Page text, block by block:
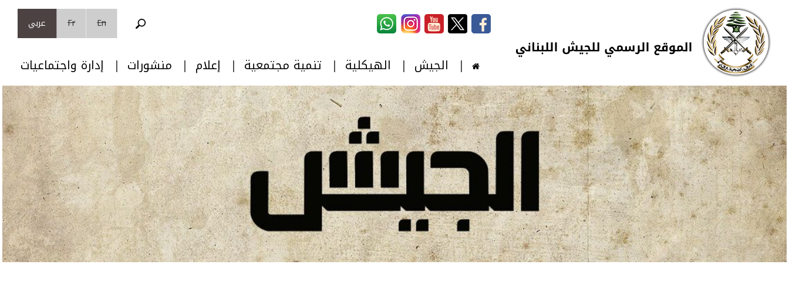
تجاوز إلى المحتوى الرئيسي
Skip to navigation
En
Fr عربي
الجيش الهيكلية تنمية مجتمعية إعلام منشورات إدارة واجتماعيات